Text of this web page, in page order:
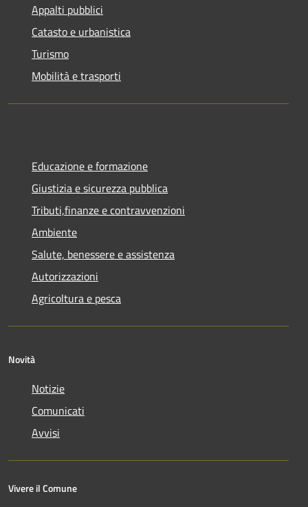
Appalti pubblici
Catasto e urbanistica
Turismo
Mobilità e trasporti
Educazione e formazione
Giustizia e sicurezza pubblica
Tributi,finanze e contravvenzioni
Ambiente
Salute, benessere e assistenza
Autorizzazioni
Agricoltura e pesca
Novità
Notizie
Comunicati
Avvisi
Vivere il Comune